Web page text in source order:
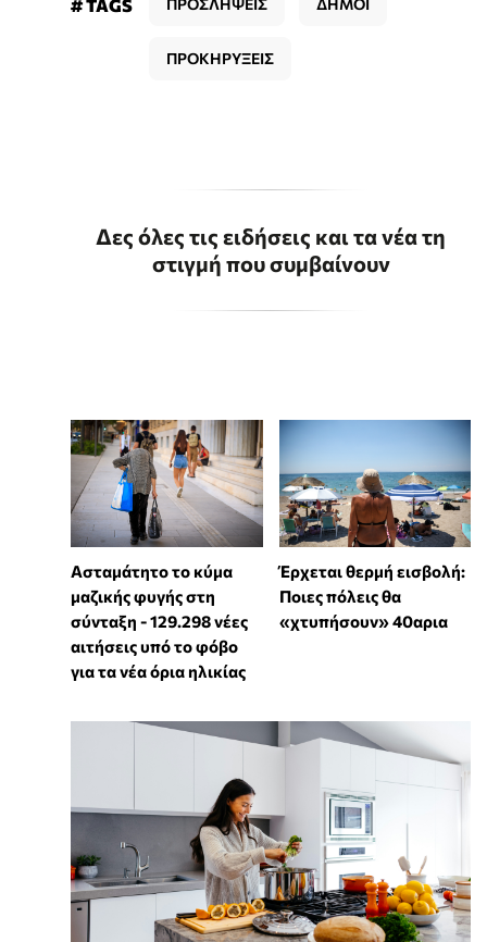
# TAGS
ΠΡΟΚΗΡΥΞΕΙΣ
Δες όλες τις ειδήσεις και τα νέα τη
στιγμή που συμβαίνουν
Ασταμάτητο το κύμα
μαζικής φυγής στη
σύνταξη - 129.298 νέες
αιτήσεις υπό το φόβο
για τα νέα όρια ηλικίας
Έρχεται θερμή εισβολή:
Ποιες πόλεις θα
«χτυπήσουν» 40αρια